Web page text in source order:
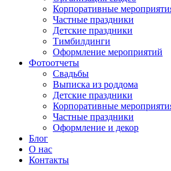
Корпоративные
Частные праздники
Детские праздники
Тимбилдинги
Оформление мероприятий
Фотоотчеты
Cвадьбы
Выписка из роддома
Детские праздники
Корпоративные
Частные праздники
Оформление и декор
Блог
О нас
Контакты